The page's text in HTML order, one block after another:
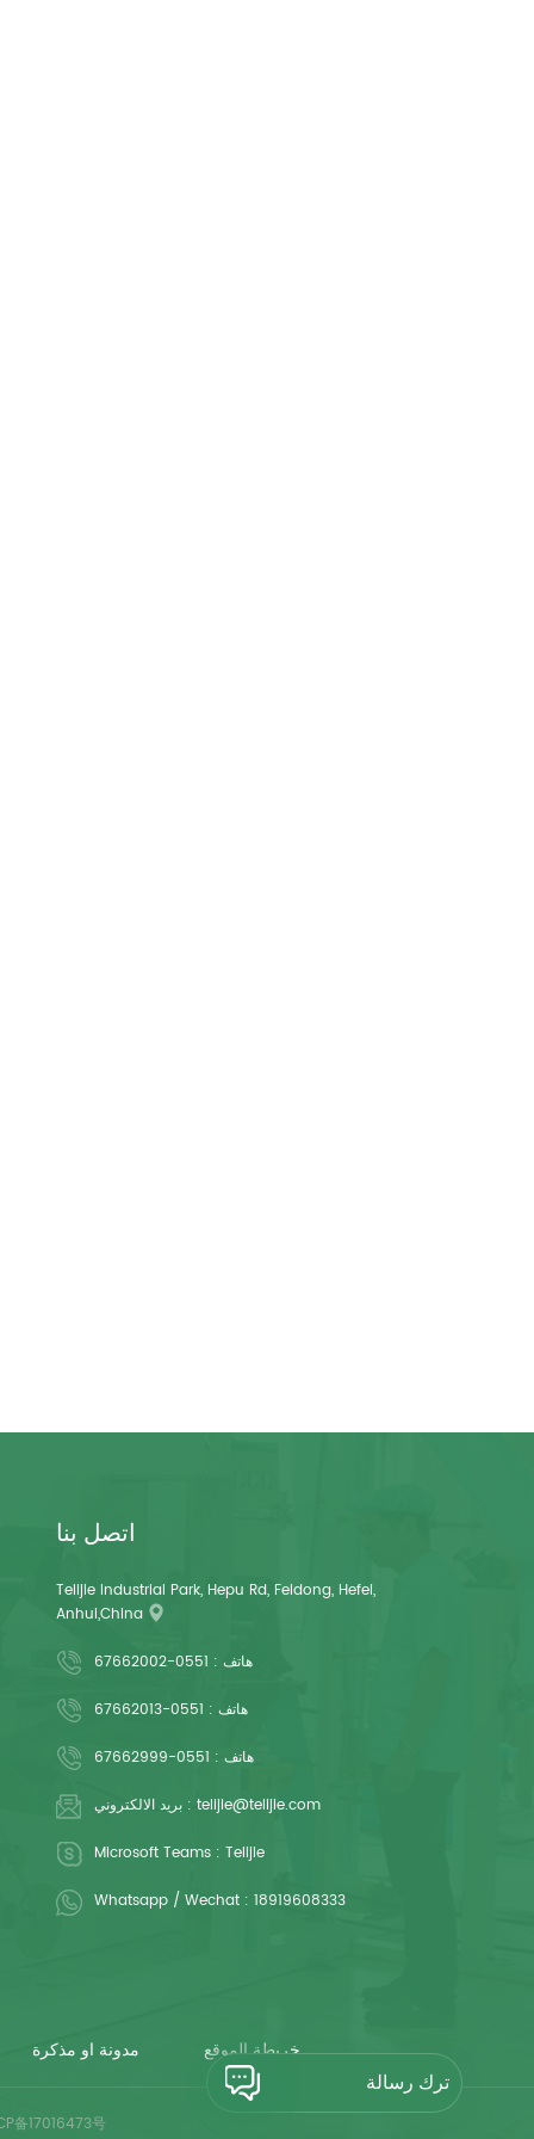
اتصل بنا
Telijie Industrial Park, Hepu Rd, Feidong, Hefei,
Anhui,China
هاتف : 0551-67662002
هاتف : 0551-67662013
هاتف : 0551-67662999
بريد الالكتروني : telijie@telijie.com
Microsoft Teams : Telijie
Whatsapp / Wechat : 18919608333
مدونة او مذكرة خريطة الموقع
备17016473号
ترك رسالة